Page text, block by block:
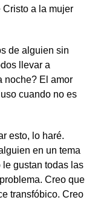
a la mujer
de alguien sin
llevar a
noche? El amor
cuando no es
esto, lo haré.
en un tema
gustan todas las
Creo que
transfóbico. Creo